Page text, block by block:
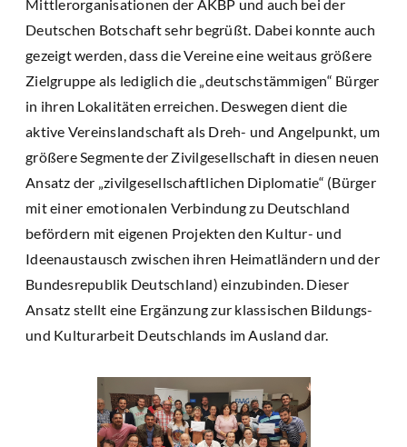
Mittlerorganisationen der AKBP und auch bei der
Deutschen Botschaft sehr begrüßt. Dabei konnte auch
gezeigt werden, dass die Vereine eine weitaus größere
Zielgruppe als lediglich die „deutschstämmigen“ Bürger
in ihren Lokalitäten erreichen. Deswegen dient die
aktive Vereinslandschaft als Dreh- und Angelpunkt, um
größere Segmente der Zivilgesellschaft in diesen neuen
Ansatz der „zivilgesellschaftlichen Diplomatie“ (Bürger
mit einer emotionalen Verbindung zu Deutschland
befördern mit eigenen Projekten den Kultur- und
Ideenaustausch zwischen ihren Heimatländern und der
Bundesrepublik Deutschland) einzubinden. Dieser
Ansatz stellt eine Ergänzung zur klassischen Bildungs-
und Kulturarbeit Deutschlands im Ausland dar.